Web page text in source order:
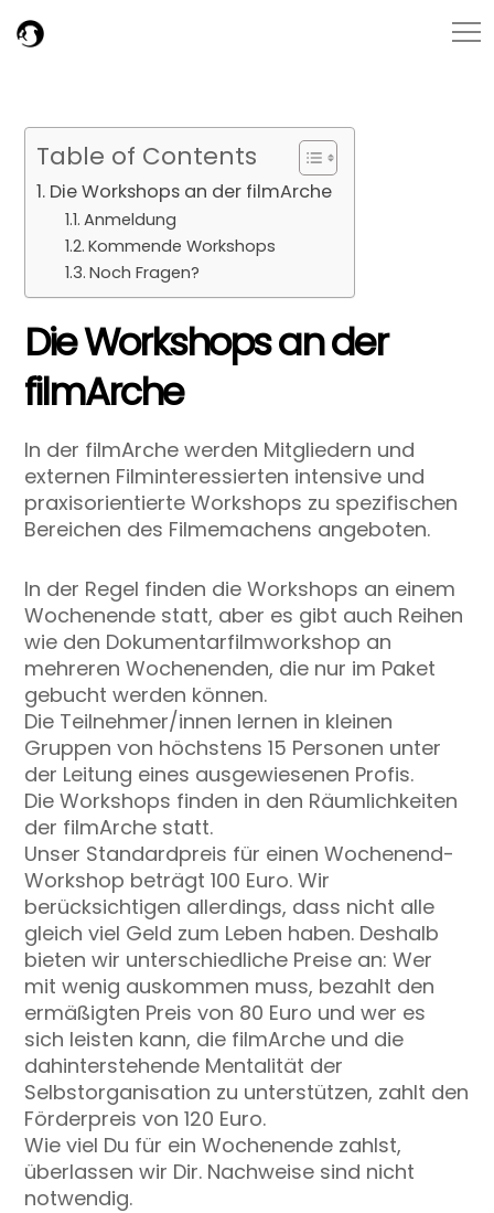
Table of Contents
Die Workshops an der filmArche
Anmeldung
Kommende Workshops
Noch Fragen?
Die Workshops an der
filmArche
In der filmArche werden Mitgliedern und
externen Filminteressierten intensive und
praxisorientierte Workshops zu spezifischen
Bereichen des Filmemachens angeboten.
In der Regel finden die Workshops an einem
Wochenende statt, aber es gibt auch Reihen
wie den Dokumentarfilmworkshop an
mehreren Wochenenden, die nur im Paket
gebucht werden können.
Die Teilnehmer/innen lernen in kleinen
Gruppen von höchstens 15 Personen unter
der Leitung eines ausgewiesenen Profis.
Die Workshops finden in den Räumlichkeiten
der filmArche statt.
Unser Standardpreis für einen Wochenend-
Workshop beträgt 100 Euro. Wir
berücksichtigen allerdings, dass nicht alle
gleich viel Geld zum Leben haben. Deshalb
bieten wir unterschiedliche Preise an: Wer
mit wenig auskommen muss, bezahlt den
ermäßigten Preis von 80 Euro und wer es
sich leisten kann, die filmArche und die
dahinterstehende Mentalität der
Selbstorganisation zu unterstützen, zahlt den
Förderpreis von 120 Euro.
Wie viel Du für ein Wochenende zahlst,
überlassen wir Dir. Nachweise sind nicht
notwendig.